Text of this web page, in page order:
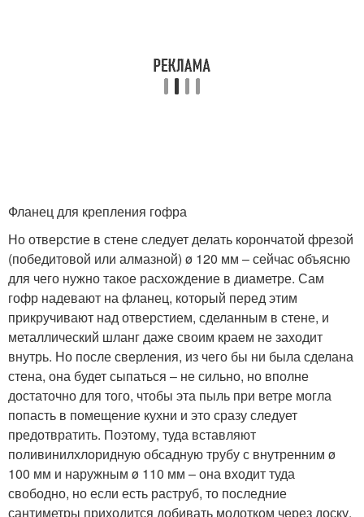
Фланец для крепления гофра
Но отверстие в стене следует делать корончатой фрезой
(победитовой или алмазной) ø 120 мм – сейчас объясню
для чего нужно такое расхождение в диаметре. Сам
гофр надевают на фланец, который перед этим
прикручивают над отверстием, сделанным в стене, и
металлический шланг даже своим краем не заходит
внутрь. Но после сверления, из чего бы ни была сделана
стена, она будет сыпаться – не сильно, но вполне
достаточно для того, чтобы эта пыль при ветре могла
попасть в помещение кухни и это сразу следует
предотвратить. Поэтому, туда вставляют
поливинилхлоридную обсадную трубу с внутренним ø
100 мм и наружным ø 110 мм – она входит туда
свободно, но если есть раструб, то последние
сантиметры приходится добивать молотком через доску,